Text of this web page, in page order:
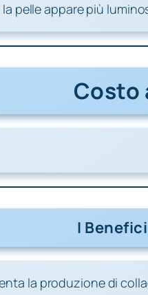
pelle appare più
Costo
I
la produzione di